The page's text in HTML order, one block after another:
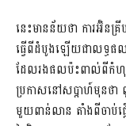
នេះមានន័យថា ការអ៊ិនគ្
ធ្វើពីដំបូងឡើយជាលទ្ធផ
ដែលរងផលប៉ះពាល់ពីកំហុ
ប្រកាសនៅសប្តាហ៍មុនថា
មួយពាន់លាន តាំងពីចាប់